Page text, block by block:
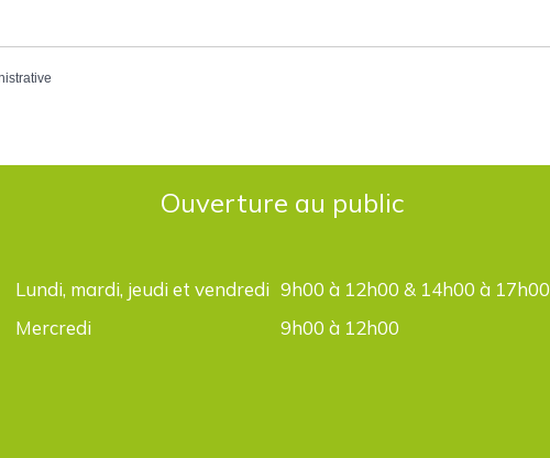
Ouverture au public
Lundi, mardi, jeudi et vendredi 9h00 à 12h00 & 14h00 à 17h00
Mercredi
9h00 à 12h00